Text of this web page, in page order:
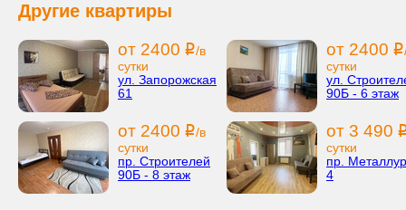
Другие квартиры
от 2400 i/в
сутки
ул. Запорожская
61
от 2400 i
сутки
ул.
90Б - 6 этаж
от 2400 i/в
сутки
пр. Строителей
90Б - 8 этаж
от 3 490
сутки
пр.
4